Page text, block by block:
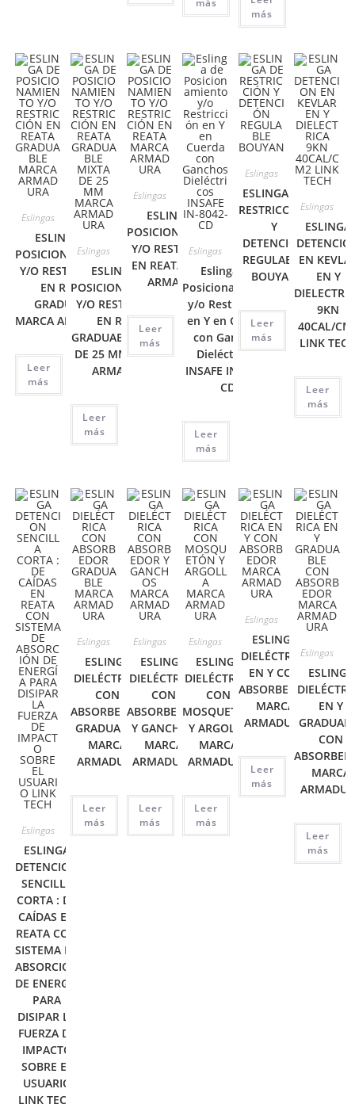
más
Eslingas
ESLINGA DE
POSICIONAMIENTO
Y/O RESTRICCIÓN
EN REATA
GRADUABLE
MARCA ARMADURA
Leer
más
Eslingas
ESLINGA DE
POSICIONAMIENTO
Y/O RESTRICCIÓN
EN REATA
GRADUABLE MIXTA
DE 25 MM MARCA
ARMADURA
Leer
más
Eslingas
ESLINGA DE
POSICIONAMIENTO
Y/O RESTRICCIÓN
EN REATA MARCA
ARMADURA
Leer
más
Eslingas
Eslinga de
Posicionamiento
y/o Restricción
en Y en Cuerda
con Ganchos
Dieléctricos
INSAFE IN-8042-
CD
Leer
más
Eslingas
ESLINGA DE
RESTRICCIÓN
Y
DETENCIÓN
REGULABLE
BOUYAN
Leer
más
Eslingas
ESLINGA
EN
EN Y
9KN
40CAL/
LINK
Leer
más
Eslingas
ESLINGA
DETENCION
SENCILLA
CORTA : DE
CAÍDAS EN
REATA CON
SISTEMA DE
ABSORCIÓN
DE ENERGÍA
PARA
DISIPAR LA
FUERZA DE
IMPACTO
SOBRE EL
USUARIO
LINK TECH
Eslingas
ESLINGA
DIELÉCTRICA
CON
ABSORBEDOR
GRADUABLE
MARCA
ARMADURA
Leer
más
Eslingas
ESLINGA
DIELÉCTRICA
CON
ABSORBEDOR
Y GANCHOS
MARCA
ARMADURA
Leer
más
Eslingas
ESLINGA
DIELÉCTRICA
CON
MOSQUETÓN
Y ARGOLLA
MARCA
ARMADURA
Leer
más
Eslingas
ESLINGA
DIELÉCTRICA
EN Y CON
ABSORBEDOR
MARCA
ARMADURA
Leer
más
Eslingas
ESLINGA
EN Y
CON
MARCA
Leer
más